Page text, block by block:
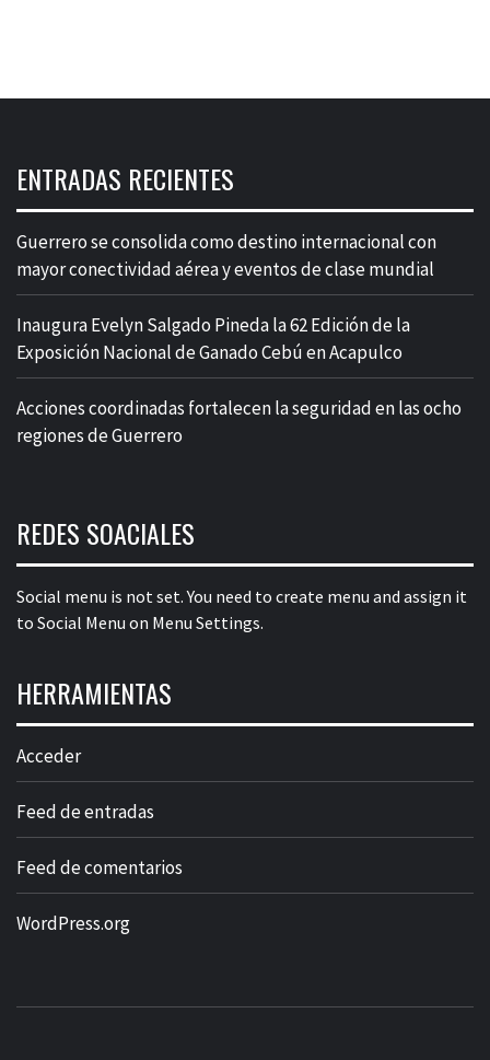
ENTRADAS RECIENTES
Guerrero se consolida como destino internacional con
mayor conectividad aérea y eventos de clase mundial
Inaugura Evelyn Salgado Pineda la 62 Edición de la
Exposición Nacional de Ganado Cebú en Acapulco
Acciones coordinadas fortalecen la seguridad en las ocho
regiones de Guerrero
REDES SOACIALES
Social menu is not set. You need to create menu and assign it
to Social Menu on Menu Settings.
HERRAMIENTAS
Acceder
Feed de entradas
Feed de comentarios
WordPress.org